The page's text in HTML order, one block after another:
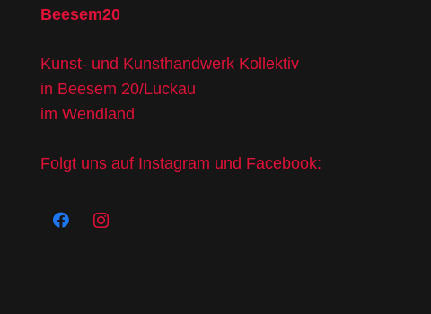
Beesem20
Kunst- und Kunsthandwerk Kollektiv
in Beesem 20/Luckau
im Wendland
Folgt uns auf Instagram und Facebook: